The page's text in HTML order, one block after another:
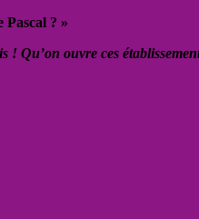
Pascal ? »
! Qu’on ouvre ces